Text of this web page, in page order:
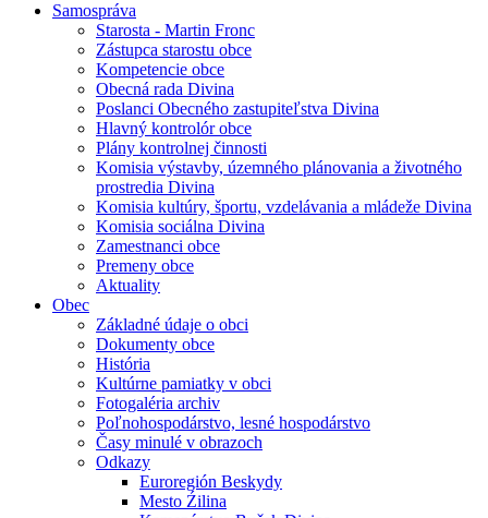
Samospráva
Starosta - Martin Fronc
Zástupca starostu obce
Kompetencie obce
Obecná rada Divina
Poslanci Obecného zastupiteľstva Divina
Hlavný kontrolór obce
Plány kontrolnej činnosti
Komisia výstavby, územného plánovania a životného
prostredia Divina
Komisia kultúry, športu, vzdelávania a mládeže Divina
Komisia sociálna Divina
Zamestnanci obce
Premeny obce
Aktuality
Obec
Základné údaje o obci
Dokumenty obce
História
Kultúrne pamiatky v obci
Fotogaléria archiv
Poľnohospodárstvo, lesné hospodárstvo
Časy minulé v obrazoch
Odkazy
Euroregión Beskydy
Mesto Źilina